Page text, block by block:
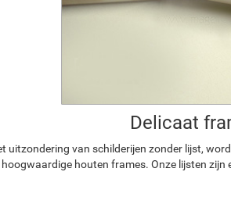
Delicaat
uitzondering van schilderijen zonder lijst,
hoogwaardige houten frames. Onze lijsten zijn